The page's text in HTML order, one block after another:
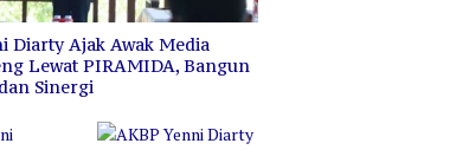
Hutan dan Lahan
Diarty Ajak Awak Media
Lewat PIRAMIDA, Bangun
Sinergi